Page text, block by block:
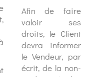
Afin de faire
valoir ses
droits, le Client
devra informer
le Vendeur, par
écrit, de la non-